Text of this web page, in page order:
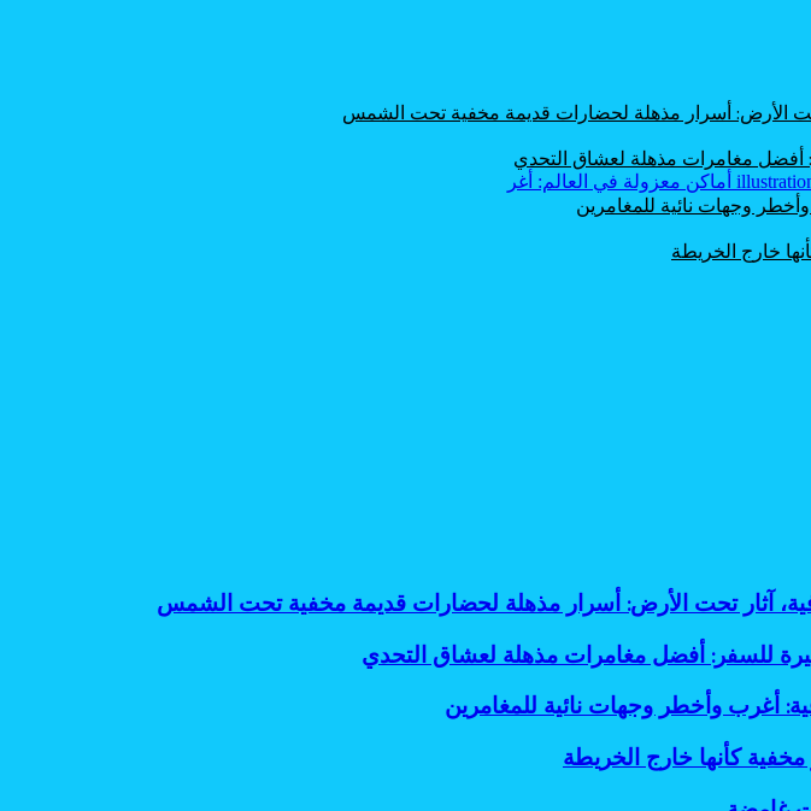
الأرض: أسرار مذهلة لحضارات قديمة مخفية تحت الشمس
أفضل مغامرات مذهلة لعشاق التحدي
وجهات نائية للمغامرين
خارج الخريطة
آثار تحت الأرض: أسرار مذهلة لحضارات قديمة مخفية تحت الشمس
للسفر: أفضل مغامرات مذهلة لعشاق التحدي
أغرب وأخطر وجهات نائية للمغامرين
كأنها خارج الخريطة